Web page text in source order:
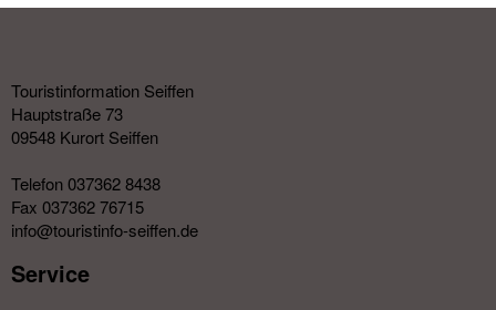
Touristinformation Seiffen
Hauptstraße 73
09548 Kurort Seiffen
Telefon 037362 8438
Fax 037362 76715
info@touristinfo-seiffen.de
Service​